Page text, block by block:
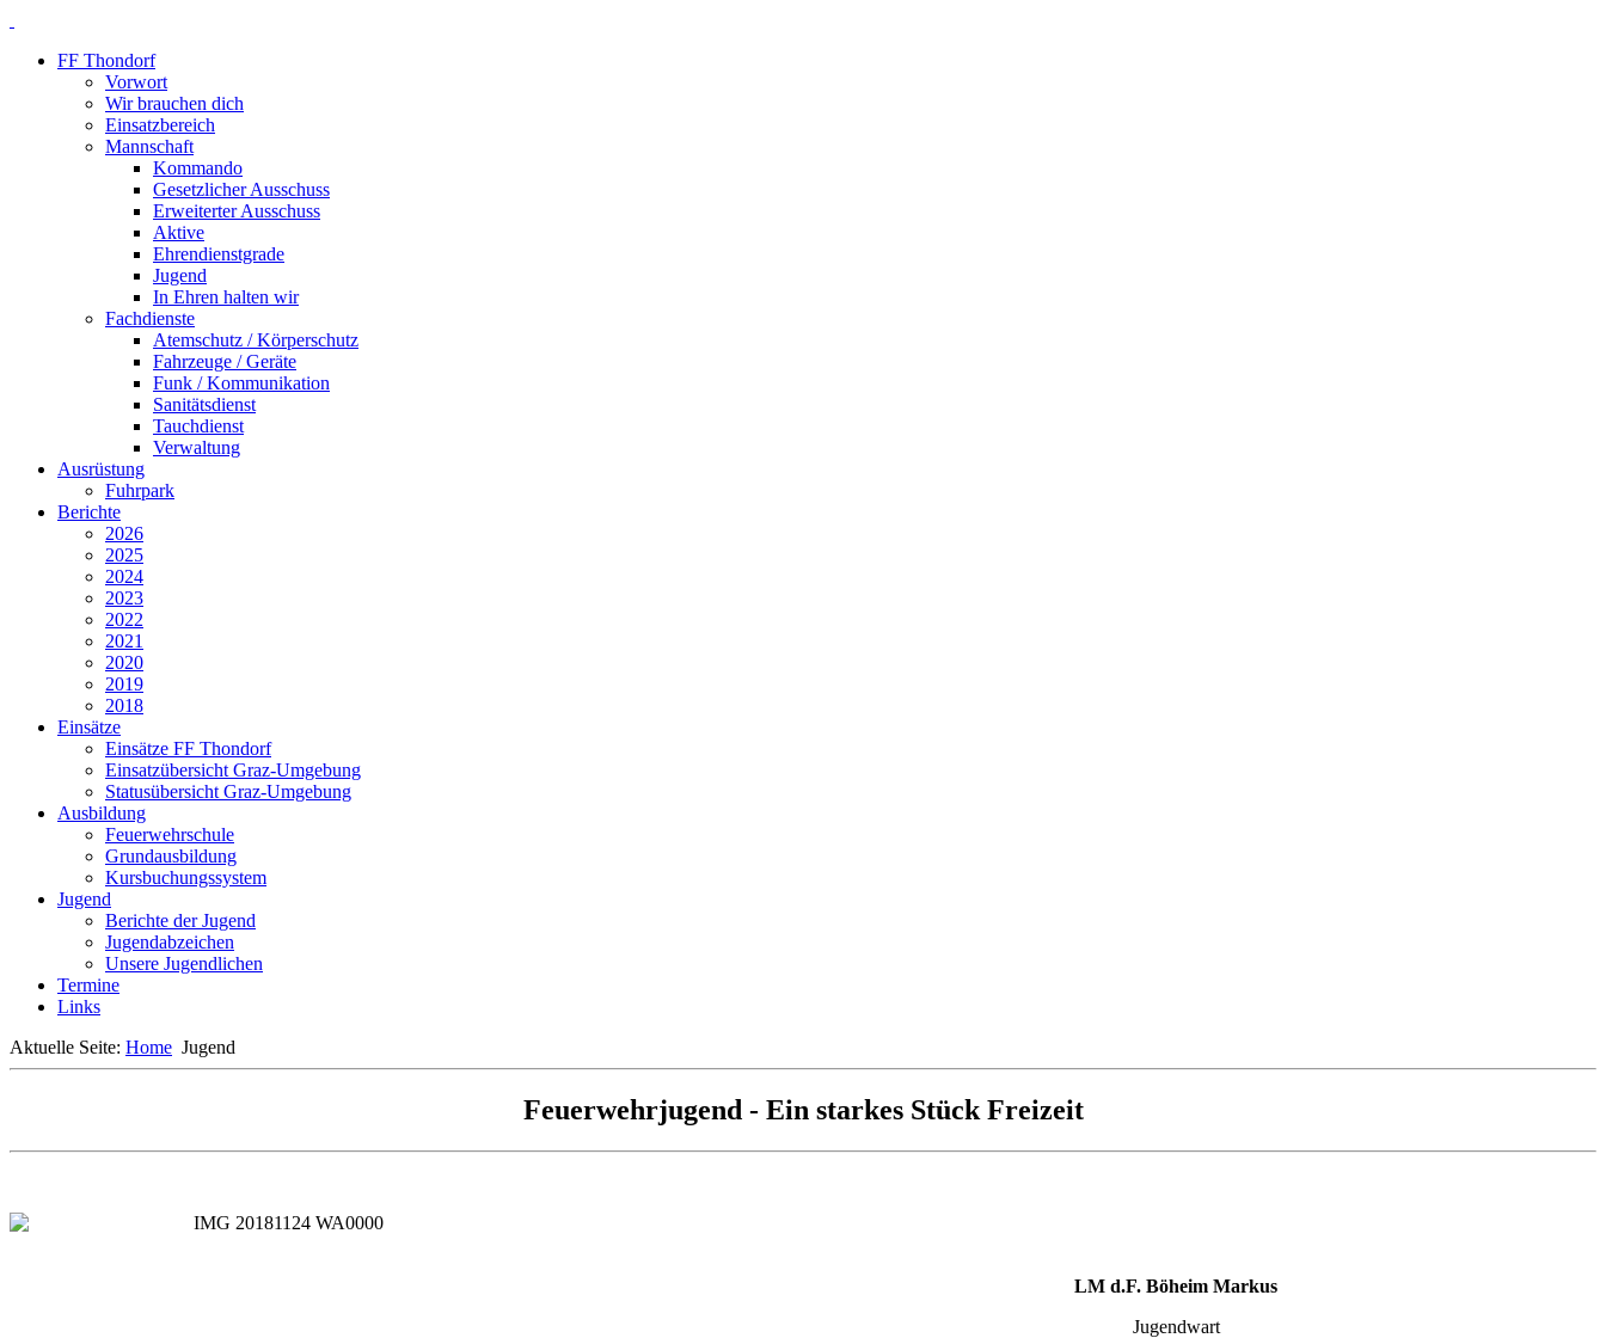
FF Thondorf
Vorwort
Wir brauchen dich
Einsatzbereich
Mannschaft
Kommando
Gesetzlicher Ausschuss
Erweiterter Ausschuss
Aktive
Ehrendienstgrade
Jugend
In Ehren halten wir
Fachdienste
Atemschutz / Körperschutz
Fahrzeuge / Geräte
Funk / Kommunikation
Sanitätsdienst
Tauchdienst
Verwaltung
Ausrüstung
Fuhrpark
Berichte
2026
2025
2024
2023
2022
2021
2020
2019
2018
Einsätze
Einsätze FF Thondorf
Einsatzübersicht Graz-Umgebung
Statusübersicht Graz-Umgebung
Ausbildung
Feuerwehrschule
Grundausbildung
Kursbuchungssystem
Jugend
Berichte der Jugend
Jugendabzeichen
Unsere Jugendlichen
Termine
Links
Aktuelle Seite: Home Jugend
Feuerwehrjugend - Ein starkes Stück Freizeit
LM d.F. Böheim Markus
Jugendwart